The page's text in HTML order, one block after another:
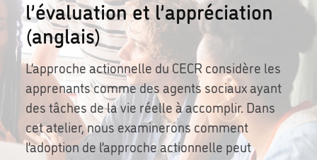
l’évaluation et l’appréciation
(anglais)
L’approche actionnelle du CECR considère les
apprenants comme des agents sociaux ayant
des tâches de la vie réelle à accomplir. Dans
cet atelier, nous examinerons comment
l’adoption de l’approche actionnelle peut